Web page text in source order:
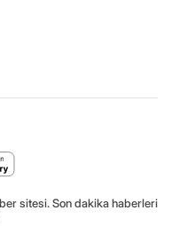
sitesi. Son dakika haberleri